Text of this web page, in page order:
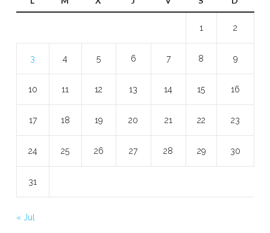
1 2
3 4 5 6 7 8 9
10 11 12 13 14 15 16
17 18 19 20 21 22 23
24 25 26 27 28 29 30
31
« Jul